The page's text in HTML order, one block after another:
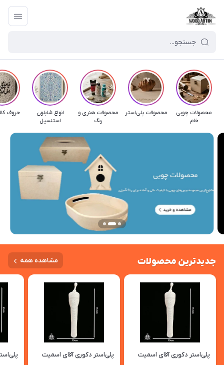
محصولات چوبی
خام
محصولات پلی‌استر
محصولات هنری و
رنگ
انواع شابلون
استنسیل
حروف
جدیدترین محصولات مشاهده همه
پلی‌استر دکوری آقای اسمیت پلی‌استر دکوری آقای اسمیت